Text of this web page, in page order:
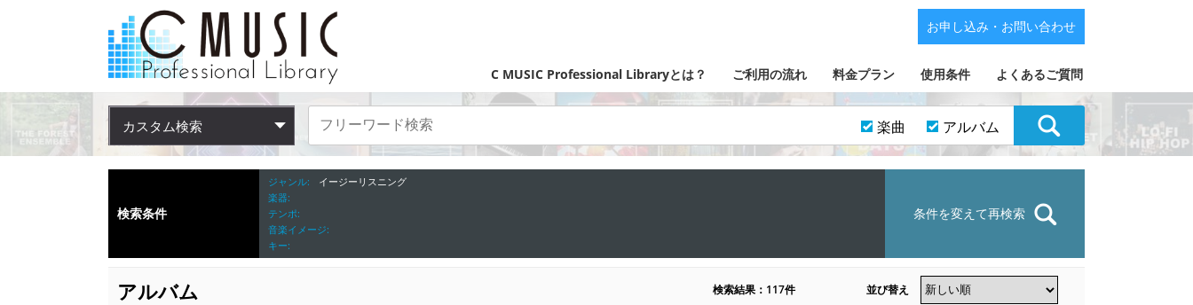
C MUSIC Professional Libraryとは？ ご利用の流れ 料金プラン 使用条件 よくあるご質問
お申し込み・お問い合わせ
カスタム検索 楽曲 アルバム
検索条件
ジャンル
イージーリスニング
楽器
テンポ
音楽イメージ
キー
条件を変えて再検索
アルバム 検索結果：117件 並び替え